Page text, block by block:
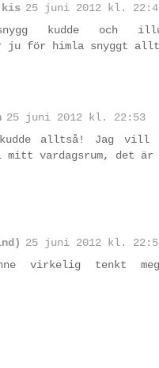
25 juni 2012 kl.
kudde och
ju för himla snyggt
25 juni 2012 kl. 22:53
kudde alltså! Jag vill
vardagsrum, det
25 juni 2012 kl.
virkelig tenkt